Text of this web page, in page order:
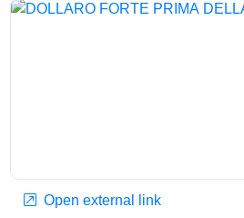
Open external link